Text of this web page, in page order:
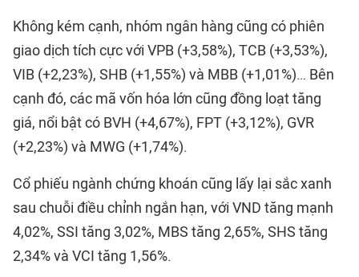
Không kém cạnh, nhóm ngân hàng cũng có phiên
giao dịch tích cực với VPB (+3,58%), TCB (+3,53%),
VIB (+2,23%), SHB (+1,55%) và MBB (+1,01%)… Bên
cạnh đó, các mã vốn hóa lớn cũng đồng loạt tăng
giá, nổi bật có BVH (+4,67%), FPT (+3,12%), GVR
(+2,23%) và MWG (+1,74%).
Cổ phiếu ngành chứng khoán cũng lấy lại sắc xanh
sau chuỗi điều chỉnh ngắn hạn, với VND tăng mạnh
4,02%, SSI tăng 3,02%, MBS tăng 2,65%, SHS tăng
2,34% và VCI tăng 1,56%.